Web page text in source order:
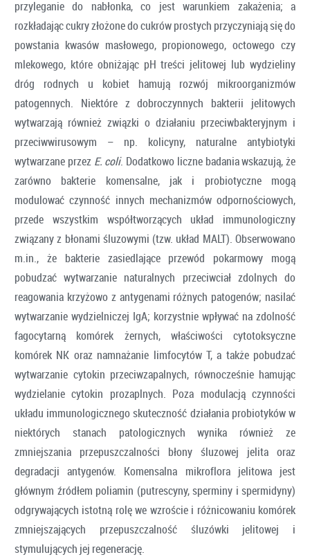
przyleganie do nabłonka, co jest warunkiem zakażenia; a
rozkładając cukry złożone do cukrów prostych przyczyniają się do
powstania kwasów masłowego, propionowego, octowego czy
mlekowego, które obniżając pH treści jelitowej lub wydzieliny
dróg rodnych u kobiet hamują rozwój mikroorganizmów
patogennych. Niektóre z dobroczynnych bakterii jelitowych
wytwarzają również związki o działaniu przeciwbakteryjnym i
przeciwwirusowym – np. kolicyny, naturalne antybiotyki
wytwarzane przez E. coli. Dodatkowo liczne badania wskazują, że
zarówno bakterie komensalne, jak i probiotyczne mogą
modulować czynność innych mechanizmów odpornościowych,
przede wszystkim współtworzących układ immunologiczny
związany z błonami śluzowymi (tzw. układ MALT). Obserwowano
m.in., że bakterie zasiedlające przewód pokarmowy mogą
pobudzać wytwarzanie naturalnych przeciwciał zdolnych do
reagowania krzyżowo z antygenami różnych patogenów; nasilać
wytwarzanie wydzielniczej IgA; korzystnie wpływać na zdolność
fagocytarną komórek żernych, właściwości cytotoksyczne
komórek NK oraz namnażanie limfocytów T, a także pobudzać
wytwarzanie cytokin przeciwzapalnych, równocześnie hamując
wydzielanie cytokin prozaplnych. Poza modulacją czynności
układu immunologicznego skuteczność działania probiotyków w
niektórych stanach patologicznych wynika również ze
zmniejszania przepuszczalności błony śluzowej jelita oraz
degradacji antygenów. Komensalna mikroflora jelitowa jest
głównym źródłem poliamin (putrescyny, sperminy i spermidyny)
odgrywających istotną rolę we wzroście i różnicowaniu komórek
zmniejszających przepuszczalność śluzówki jelitowej i
stymulujących jej regenerację.